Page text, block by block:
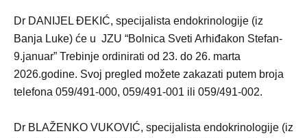
Dr DANIJEL ĐEKIĆ, specijalista endokrinologije (iz
Banja Luke) će u JZU “Bolnica Sveti Arhiđakon Stefan-
9.januar” Trebinje ordinirati od 23. do 26. marta
2026.godine. Svoj pregled možete zakazati putem broja
telefona 059/491-000, 059/491-001 ili 059/491-002.
Dr BLAŽENKO VUKOVIĆ, specijalista endokrinologije (iz